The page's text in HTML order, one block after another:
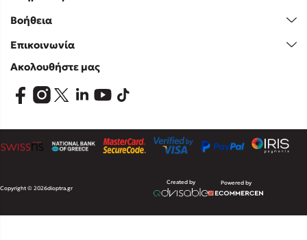
Βοήθεια
Επικοινωνία
Ακολουθήστε μας
Copyright © 2026dioptra.gr
Created by Powered by